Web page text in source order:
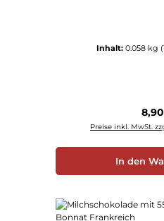
Inhalt: 0.058 kg
Preise inkl. MwSt.
In den